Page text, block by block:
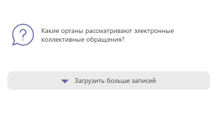
Какие органы рассматривают электронные
коллективные обращения?
Загрузить больше записей